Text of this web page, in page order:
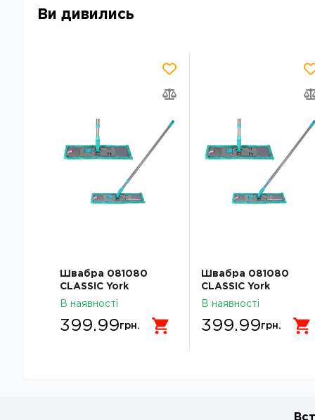
Ви дивились
Швабра 081080
CLASSIC York
В наявності
399.99грн.
Швабра 081080
CLASSIC York
В наявності
399.99грн.